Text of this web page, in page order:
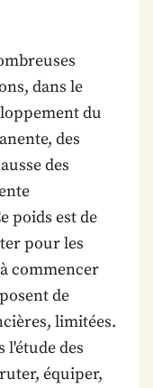
dans le
du
des
des
poids est de
pour les
commencer
de
limitées.
l'étude des
équiper,